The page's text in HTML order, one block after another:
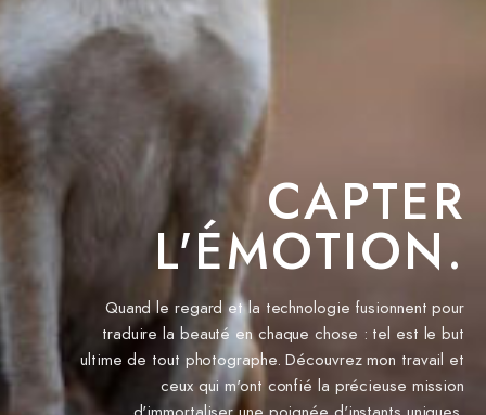
CAPTER
L'ÉMOTION.
Quand le regard et la technologie fusionnent pour
traduire la beauté en chaque chose : tel est le but
ultime de tout photographe. Découvrez mon travail et
ceux qui m'ont confié la précieuse mission